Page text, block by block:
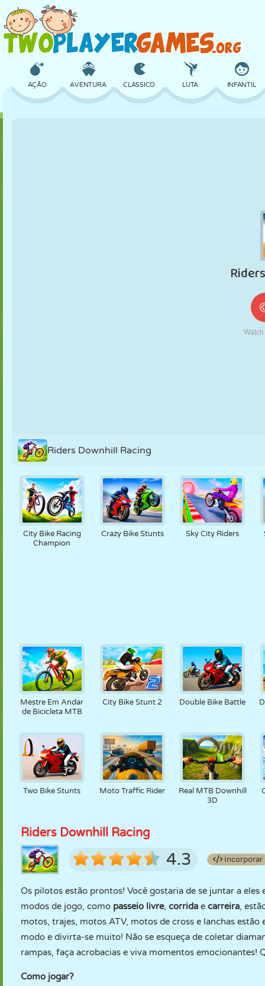
AÇÃO AVENTURA CLÁSSICO LUTA INFANTIL
ROBÔ
VELHA
Riders Downhill Racing
City Bike Racing
Champion
Crazy Bike Stunts Sky City Riders
Mestre Em Andar
de Bicicleta MTB
City Bike Stunt 2 Double Bike Battle
Two Bike Stunts Moto Traffic Rider
Real MTB Downhill
3D
Riders Downhill Racing
4.3 Incorporar
Os pilotos estão prontos! Você gostaria de se juntar a
modos de jogo, como passeio livre, corrida e carreira,
motos, trajes, motos ATV, motos de cross e lanchas
modo e divirta-se muito! Não se esqueça de coletar
rampas, faça acrobacias e viva momentos emocionantes!
Como jogar?